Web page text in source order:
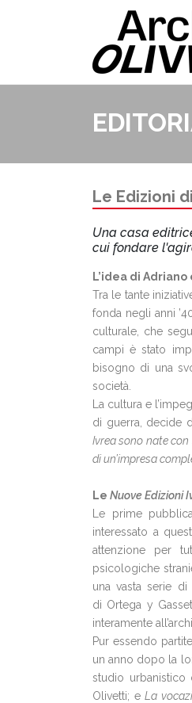
Le Edizioni
Una casa
cui fondare
L’idea di
Tra le tante
fonda negli anni
culturale, che
campi è stato
bisogno di una
società.
La cultura e
di guerra, decide
Ivrea sono nate
di un’impresa
Le Nuove Edizioni
Le prime
interessato a
attenzione per
psicologiche
una vasta serie
di Ortega y
interamente
Pur essendo
un anno dopo la
studio urbanistico
Olivetti; eLa